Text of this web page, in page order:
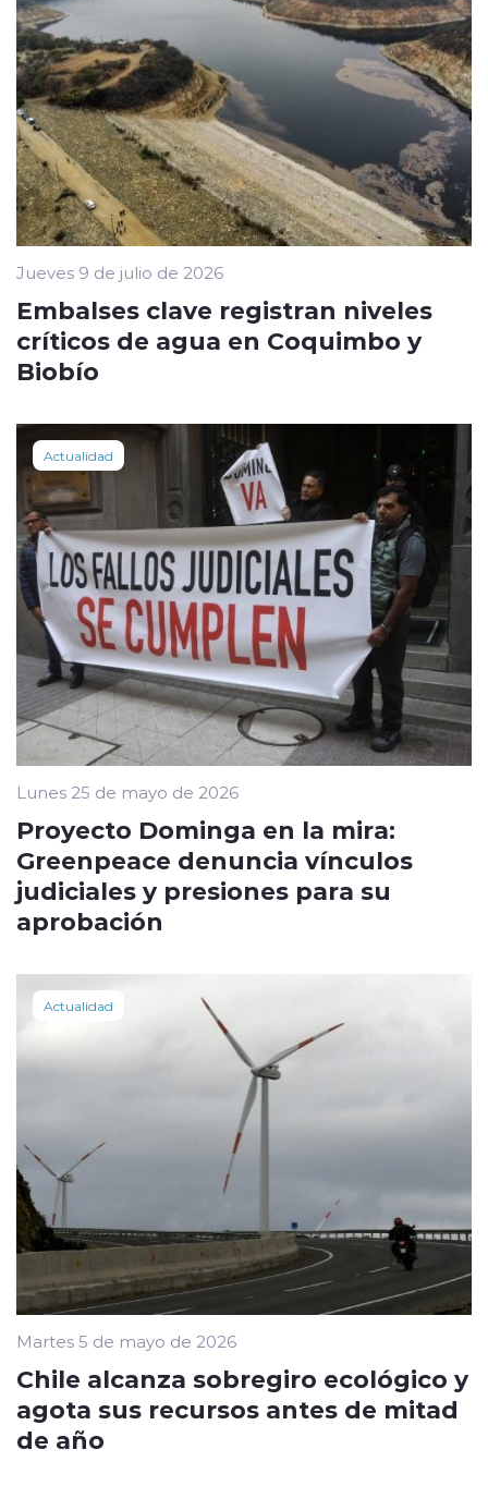
Jueves 9 de julio de 2026
Embalses clave registran niveles
críticos de agua en Coquimbo y
Biobío
Actualidad
Lunes 25 de mayo de 2026
Proyecto Dominga en la mira:
Greenpeace denuncia vínculos
judiciales y presiones para su
aprobación
Actualidad
Martes 5 de mayo de 2026
Chile alcanza sobregiro ecológico y
agota sus recursos antes de mitad
de año